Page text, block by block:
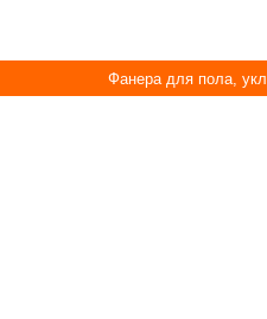
Фанера для пола,